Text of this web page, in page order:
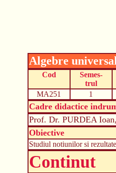
Algebre
Cod
Semes-
trul
MA251 1
Cadre didactice
Prof. Dr. PURDEA
Obiective
Studiul notiunilor si
Continut